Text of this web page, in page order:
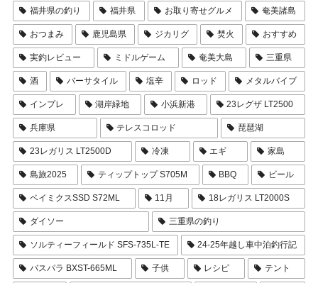
福井県の釣り 福井県 お取り寄せグルメ 奄美諸島
おつまみ 鹿児島県 ジカリグ 焚火 おすすめ
実釣レビュー ミドルゲーム 奄美大島 三重県
酒 バーサタイル 塩辛 ロッド メタルバイブ
インプレ 湖岸緑地 小浜新港 23レグザ LT2500
兵庫県 テレスコロッド 琵琶湖
23レガリス LT2500D 冷凍 エギ 家島
島旅2025 ティップトップ S705M BBQ ビール
ベイミクスSSD S72ML 11月 18レガリス LT2000S
ダイソー 三重県の釣り
ソルティーフィールド SFS-735L-TE 24-25年越し車中泊釣行記
バスパラ BXST-665ML 子供 レシピ テント